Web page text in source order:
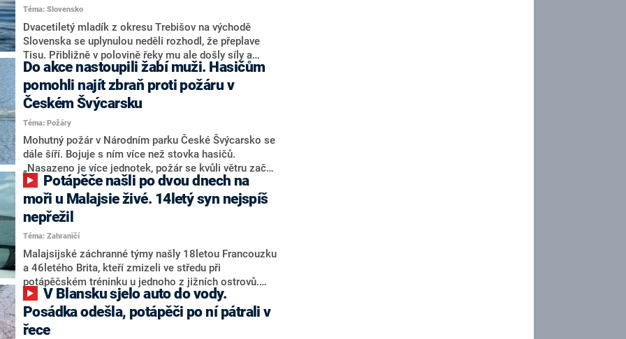
Téma: Slovensko
Dvacetiletý mladík z okresu Trebišov na východě
Slovenska se uplynulou neděli rozhodl, že přeplave
Tisu. Přibližně v polovině řeky mu ale došly síly a
utonul. Záchranné složky jeho tělo našly až v úterý.
Do akce nastoupili žabí muži. Hasičům
pomohli najít zbraň proti požáru v
Českém Švýcarsku
Téma: Požáry
Mohutný požár v Národním parku České Švýcarsko se
dále šíří. Bojuje s ním více než stovka hasičů.
„Nasazeno je více jednotek, požár se kvůli větru začal
šířit dál,“ uvedl v pondělí odpoledne mluvčí krajských
hasičů Lukáš Marvan. Akce se však nečekaně
zkomplikovala.
moři u Malajsie živé. 14letý syn nejspíš
nepřežil
Téma: Zahraničí
Malajsijské záchranné týmy našly 18letou Francouzku
a 46letého Brita, kteří zmizeli ve středu při
potápěčském tréninku u jednoho z jižních ostrovů.
Čtrnáctiletý syn zachráněného Brita patrně zemřel.
Úřadům to sdělil jeho otec, uvedla v sobotu agentura
AP s odvoláním na místní policii.
Posádka odešla, potápěči po ní pátrali v
řece